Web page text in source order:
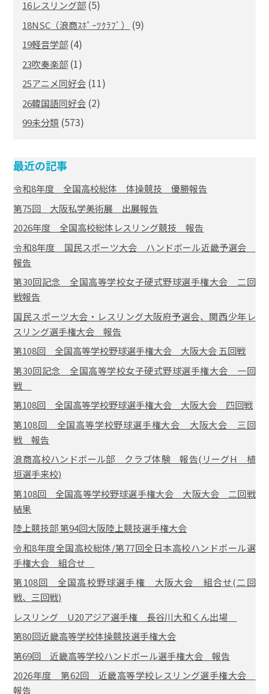
16レスリング部 (5)
18NSC（浪商ｽﾎﾟｰﾂｸﾗﾌﾞ） (9)
19軽音学部 (4)
23吹奏楽部 (1)
25アニメ同好会 (11)
26韓国語同好会 (2)
99未分類 (573)
最近の記事
令和8年度 全国高校総体 体操競技 優勝報告
第75回 大阪私学美術展 出展報告
2026年度 全国高校総体レスリング競技 報告
令和8年度 国民スポーツ大会 ハンドボール近畿予選会
報告
第30回記念 全国高等学校女子硬式野球選手権大会 二回
戦報告
国民スポーツ大会・レスリング大阪府予選会、関西少年レ
スリング選手権大会 報告
第108回 全国高等学校野球選手権大会 大阪大会 五回戦
第30回記念 全国高等学校女子硬式野球選手権大会 一回
戦
第108回 全国高等学校野球選手権大会 大阪大会 四回戦
第108回 全国高等学校野球選手権大会 大阪大会 三回
戦 報告
浪商高校ハンドボール部 クラブ体験 報告(リーグH 植
垣選手来校)
第108回 全国高等学校野球選手権大会 大阪大会 二回戦
結果
陸上競技部 第94回大阪陸上競技選手権大会
令和8年度全国高校総体/第77回全日本高校ハンドボール選
手権大会 組合せ
第108回 全国高校野球選手権 大阪大会 組合せ(二回
戦、三回戦)
レスリング U20アジア選手権 長谷川大和くん出場
第80回近畿高等学校体操競技選手権大会
第69回 近畿高等学校ハンドボール選手権大会 報告
2026年度 第62回 近畿高等学校レスリング選手権大会
報告